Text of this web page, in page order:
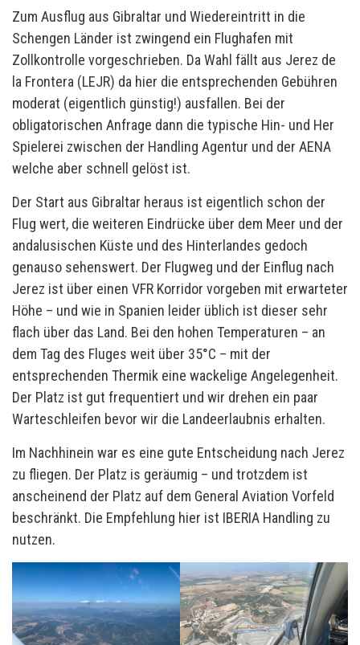
Zum Ausflug aus Gibraltar und Wiedereintritt in die
Schengen Länder ist zwingend ein Flughafen mit
Zollkontrolle vorgeschrieben. Da Wahl fällt aus Jerez de
la Frontera (LEJR) da hier die entsprechenden Gebühren
moderat (eigentlich günstig!) ausfallen. Bei der
obligatorischen Anfrage dann die typische Hin- und Her
Spielerei zwischen der Handling Agentur und der AENA
welche aber schnell gelöst ist.
Der Start aus Gibraltar heraus ist eigentlich schon der
Flug wert, die weiteren Eindrücke über dem Meer und der
andalusischen Küste und des Hinterlandes gedoch
genauso sehenswert. Der Flugweg und der Einflug nach
Jerez ist über einen VFR Korridor vorgeben mit erwarteter
Höhe – und wie in Spanien leider üblich ist dieser sehr
flach über das Land. Bei den hohen Temperaturen – an
dem Tag des Fluges weit über 35°C – mit der
entsprechenden Thermik eine wackelige Angelegenheit.
Der Platz ist gut frequentiert und wir drehen ein paar
Warteschleifen bevor wir die Landeerlaubnis erhalten.
Im Nachhinein war es eine gute Entscheidung nach Jerez
zu fliegen. Der Platz is geräumig – und trotzdem ist
anscheinend der Platz auf dem General Aviation Vorfeld
beschränkt. Die Empfehlung hier ist IBERIA Handling zu
nutzen.